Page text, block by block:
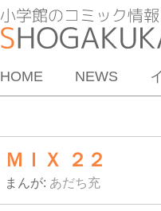
HOME NEWS
ＭＩＸ ２２
まんが: あだち充